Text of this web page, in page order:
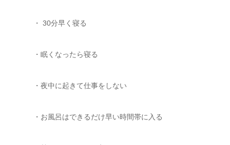
・ 30分早く寝る
・眠くなったら寝る
・夜中に起きて仕事をしない
・お風呂はできるだけ早い時間帯に入る